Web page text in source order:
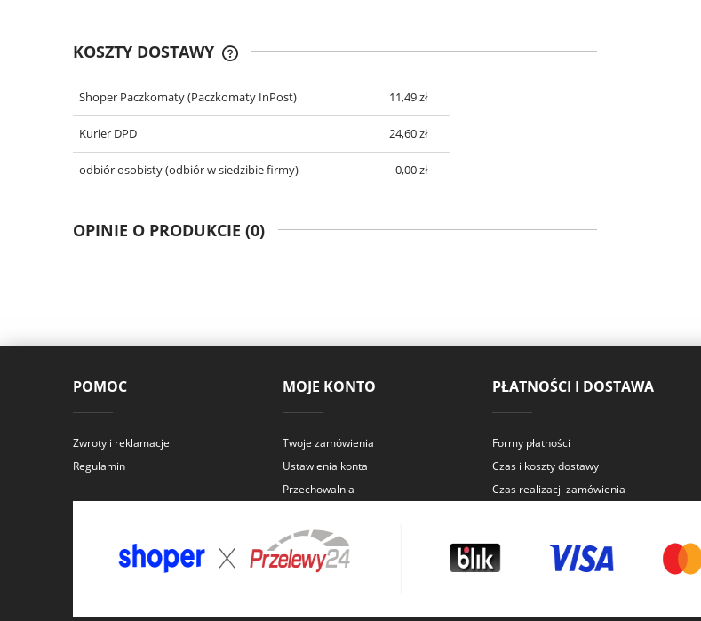
KOSZTY DOSTAWY
CENA NIE ZAWIERA EWENTUALNYCH
KOSZTÓW PŁATNOŚCI
Shoper Paczkomaty(Paczkomaty InPost) 11,49 zł
Kurier DPD 24,60 zł
odbiór osobisty(odbiór w siedzibie firmy) 0,00 zł
OPINIE O PRODUKCIE (0)
POMOC
Zwroty i reklamacje
Regulamin
MOJE KONTO
Twoje zamówienia
Ustawienia konta
Przechowalnia
PŁATNOŚCI I DOSTAWA
Formy płatności
Czas i koszty dostawy
Czas realizacji zamówienia